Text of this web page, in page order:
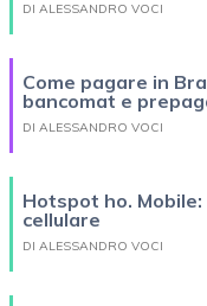
DI ALESSANDRO VOCI
Come pagare in
bancomat e
DI ALESSANDRO VOCI
Hotspot ho.
cellulare
DI ALESSANDRO VOCI